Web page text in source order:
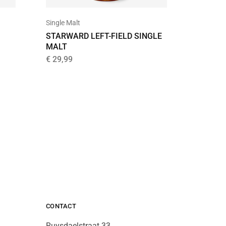
Single Malt
STARWARD LEFT-FIELD SINGLE
MALT
€ 29,99
CONTACT